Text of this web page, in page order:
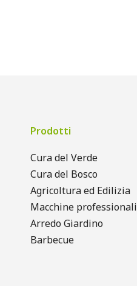
Prodotti
Cura del Verde
Cura del Bosco
Agricoltura ed Edilizia
Macchine professionali
Arredo Giardino
Barbecue